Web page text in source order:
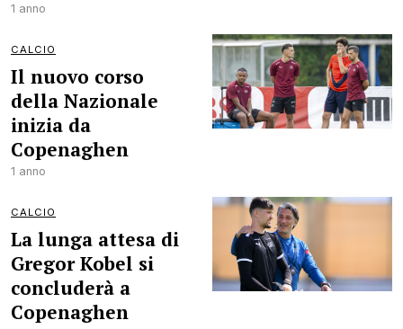
1 anno
CALCIO
Il nuovo corso
della Nazionale
inizia da
Copenaghen
1 anno
CALCIO
La lunga attesa di
Gregor Kobel si
concluderà a
Copenaghen